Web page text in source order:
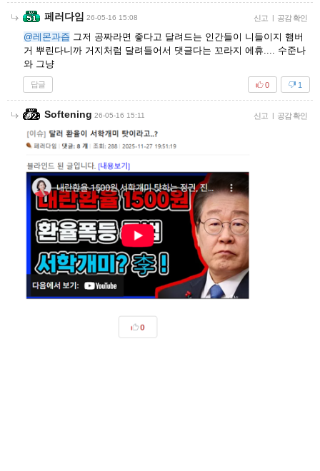
페러다임 26-05-16 15:08 신고 | 공감 확인
@레몬과즙 그저 공짜라면 좋다고 달려드는 인간들이 니들이지 햄버
거 뿌린다니까 거지처럼 달려들어서 댓글다는 꼬라지 에휴.... 수준나
와 그냥
답글 1
0
Softening 26-05-16 15:11 신고 | 공감 확인